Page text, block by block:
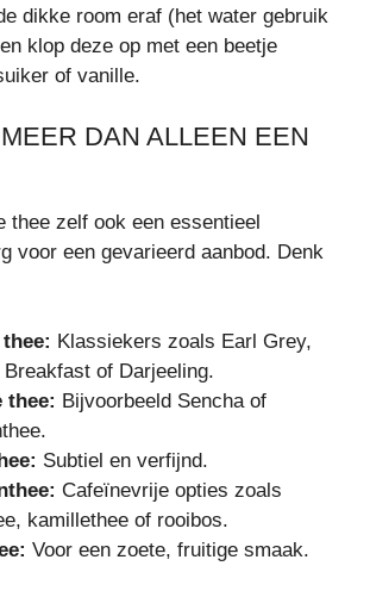
dikke room eraf (het water gebruik
klop deze op met een beetje
of vanille.
DAN ALLEEN EEN
thee zelf ook een essentieel
voor een gevarieerd aanbod. Denk
Klassiekers zoals Earl Grey,
Breakfast of Darjeeling.
thee: Bijvoorbeeld Sencha of
Subtiel en verfijnd.
Cafeïnevrije opties zoals
kamillethee of rooibos.
Voor een zoete, fruitige smaak.